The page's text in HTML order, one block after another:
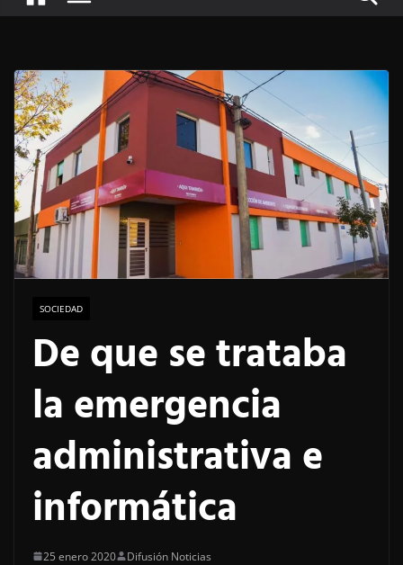
SOCIEDAD
De que se trataba
la emergencia
administrativa e
informática
25 enero 2020 Difusión Noticias